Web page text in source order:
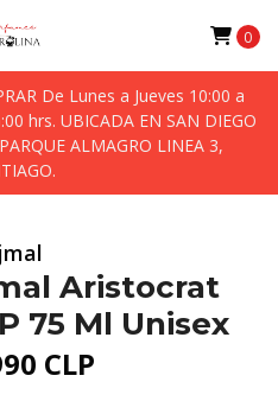
De Lunes a Jueves 10:00 a
hrs. UBICADA EN SAN DIEGO
ALMAGRO LINEA 3,
0
Aristocrat
75 Ml Unisex
CLP